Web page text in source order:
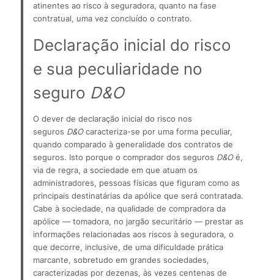
atinentes ao risco à seguradora, quanto na fase
contratual, uma vez concluído o contrato.
Declaração inicial do risco
e sua peculiaridade no
seguro D&O
O dever de declaração inicial do risco nos
seguros D&O caracteriza-se por uma forma peculiar,
quando comparado à generalidade dos contratos de
seguros. Isto porque o comprador dos seguros D&O é,
via de regra, a sociedade em que atuam os
administradores, pessoas físicas que figuram como as
principais destinatárias da apólice que será contratada.
Cabe à sociedade, na qualidade de compradora da
apólice — tomadora, no jargão securitário — prestar as
informações relacionadas aos riscos à seguradora, o
que decorre, inclusive, de uma dificuldade prática
marcante, sobretudo em grandes sociedades,
caracterizadas por dezenas, às vezes centenas de